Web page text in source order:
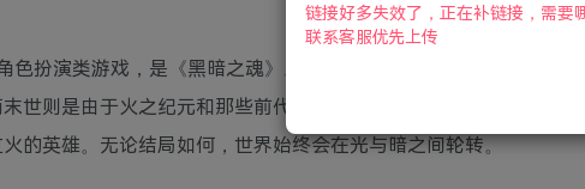
色扮演类游戏，是《黑暗之魂》系列的游戏之一，游戏的主要舞台
世则是由于火之纪元和那些前代黑暗印记持有者之间的冲突所引
的英雄。无论结局如何，世界始终会在光与暗之间轮转。
链接好多失效了，正在补链接，需要
联系客服优先上传